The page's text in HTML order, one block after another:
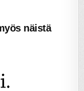
näistä